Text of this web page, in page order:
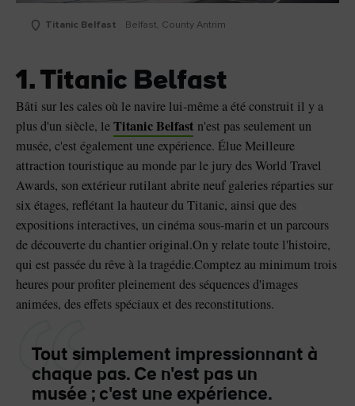
Titanic Belfast Belfast, County Antrim
1. Titanic Belfast
Bâti sur les cales où le navire lui-même a été construit il y a
plus d'un siècle, leTitanic Belfast n'est pas seulement un
musée, c'est également une expérience. Élue Meilleure
attraction touristique au monde par le jury des World Travel
Awards, son extérieur rutilant abrite neuf galeries réparties sur
six étages, reflétant la hauteur du Titanic, ainsi que des
expositions interactives, un cinéma sous-marin et un parcours
de découverte du chantier original.On y relate toute l'histoire,
qui est passée du rêve à la tragédie.Comptez au minimum trois
heures pour profiter pleinement des séquences d'images
animées, des effets spéciaux et des reconstitutions.
Tout simplement impressionnant à
chaque pas. Ce n'est pas un
musée ; c'est une expérience.